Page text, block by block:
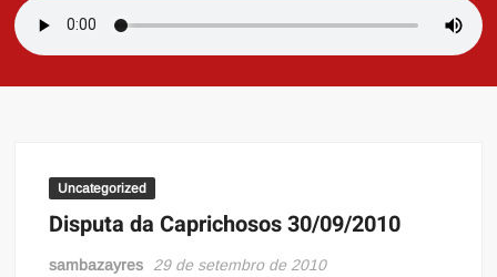
Uncategorized
Disputa da Caprichosos 30/09/2010
sambazayres 29 de setembro de 2010